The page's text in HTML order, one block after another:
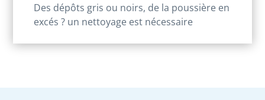
Des dépôts gris ou noirs, de la poussière en
excés ? un nettoyage est nécessaire